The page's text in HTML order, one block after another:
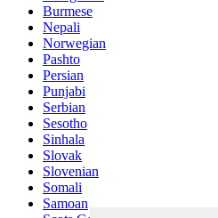
Burmese
Nepali
Norwegian
Pashto
Persian
Punjabi
Serbian
Sesotho
Sinhala
Slovak
Slovenian
Somali
Samoan